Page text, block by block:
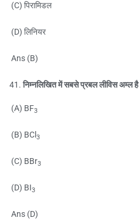
(C) पिरामिडल
(D) लिनियर
Ans (B)
निम्नलिखित में सबसे प्रबल लीविस अम्ल है
(A) BF3
(B) BCl 3
(C) BBr3
(D) BI3
Ans (D)